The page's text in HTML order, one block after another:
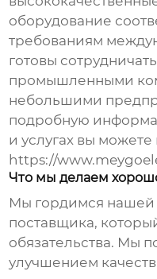
оборудование
требованиям
готовы
промышленными
небольшими
подробную
и услугах вы
https://
Что мы делаем
Мы гордимся нашей
поставщика,
обязательства. Мы
улучшением